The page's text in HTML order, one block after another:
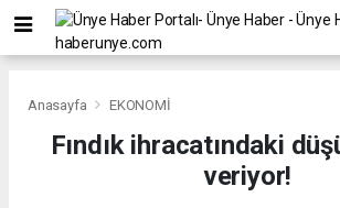
Anasayfa EKONOMİ
Fındık ihracatındaki
veriyor!